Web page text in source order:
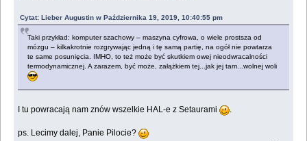
Cytat: Lieber Augustin w Października 19, 2019, 10:40:55 pm
Taki przykład: komputer szachowy – maszyna cyfrowa, o wiele prostsza od
mózgu – kilkakrotnie rozgrywając jedną i tę samą partię, na ogół nie powtarza
te same posunięcia. IMHO, to też może być skutkiem owej nieodwracalności
termodynamicznej. A zarazem, być może, załążkiem tej...jak jej tam...wolnej woli
I tu powracają nam znów wszelkie HAL-e z Setaurami .
ps. Lecimy dalej, Panie Pilocie?